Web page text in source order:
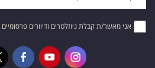
אני מאשר/ת קבלת ניוזלטרים ודיוורים